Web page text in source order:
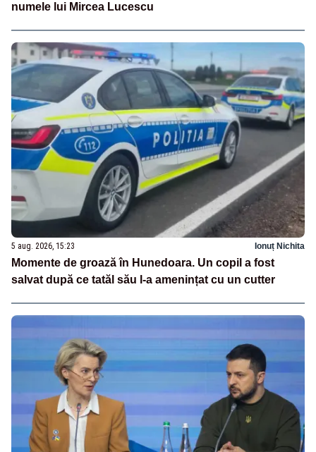
numele lui Mircea Lucescu
5 aug. 2026, 15:23 Ionuț Nichita
Momente de groază în Hunedoara. Un copil a fost
salvat după ce tatăl său l-a amenințat cu un cutter